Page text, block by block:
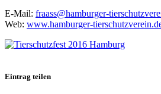
E-Mail: fraass@hamburger-
Web: www.hamburger-
Eintrag teilen